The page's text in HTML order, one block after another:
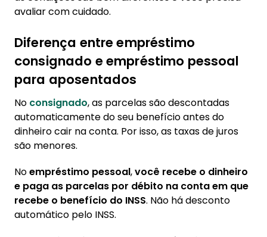
avaliar com cuidado.
Diferença entre empréstimo
consignado e empréstimo pessoal
para aposentados
No consignado, as parcelas são descontadas
automaticamente do seu benefício antes do
dinheiro cair na conta. Por isso, as taxas de juros
são menores.
Noempréstimo pessoal,você recebe o dinheiro
e paga as parcelas por débito na conta em que
recebe o benefício do INSS. Não há desconto
automático pelo INSS.